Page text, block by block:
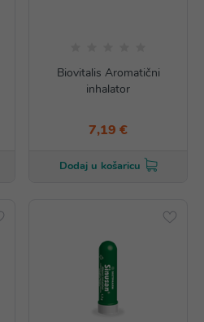
Biovitalis Aromatični
inhalator
7,19 €
Dodaj u košaricu